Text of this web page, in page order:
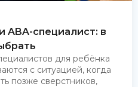
ABA-специалист: в
для ребёнка
с ситуацией, когда
позже сверстников,